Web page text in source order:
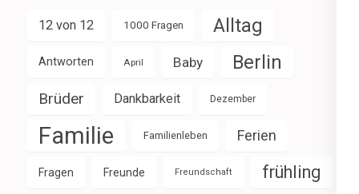
12 von 12 1000 Fragen Alltag
Antworten April Baby Berlin
Brüder Dankbarkeit Dezember
Familie Familienleben Ferien
Fragen Freunde Freundschaft frühling